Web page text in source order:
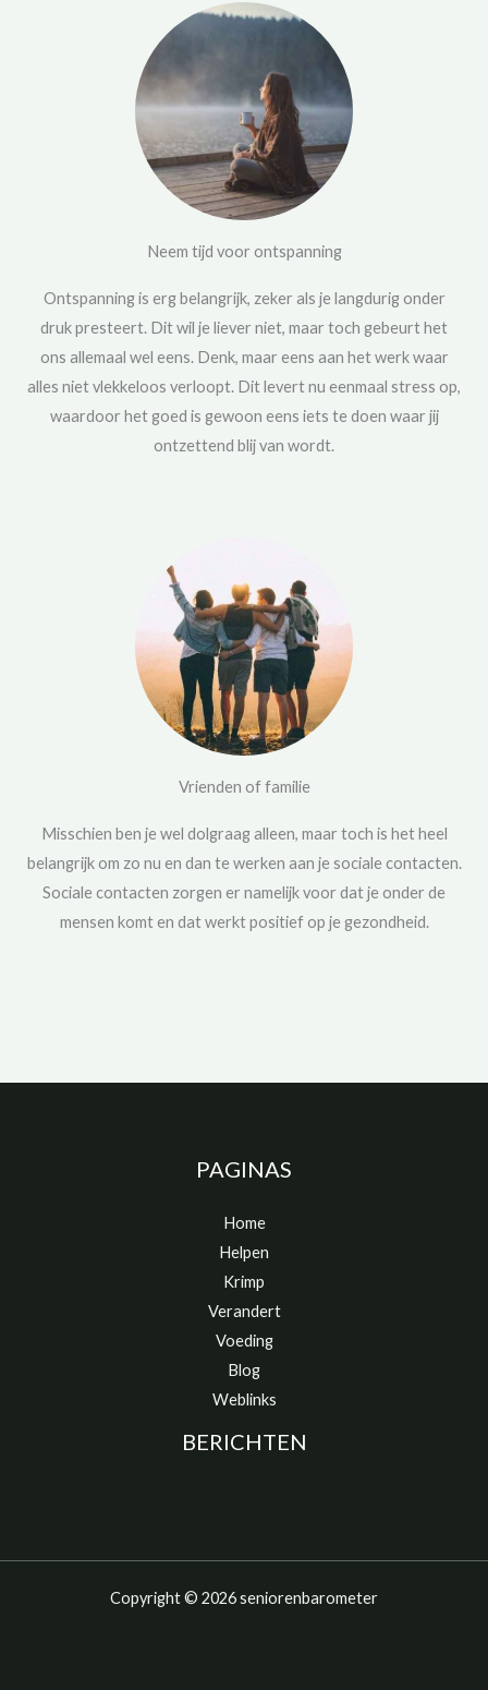
Neem tijd voor ontspanning
Ontspanning is erg belangrijk, zeker als je langdurig onder
druk presteert. Dit wil je liever niet, maar toch gebeurt het
ons allemaal wel eens. Denk, maar eens aan het werk waar
alles niet vlekkeloos verloopt. Dit levert nu eenmaal stress op,
waardoor het goed is gewoon eens iets te doen waar jij
ontzettend blij van wordt.
Vrienden of familie
Misschien ben je wel dolgraag alleen, maar toch is het heel
belangrijk om zo nu en dan te werken aan je sociale contacten.
Sociale contacten zorgen er namelijk voor dat je onder de
mensen komt en dat werkt positief op je gezondheid.
PAGINAS
Home
Helpen
Krimp
Verandert
Voeding
Blog
Weblinks
BERICHTEN
Copyright © 2026 seniorenbarometer